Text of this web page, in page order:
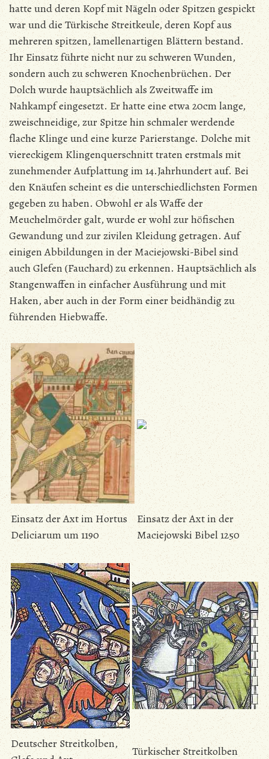
hatte und deren Kopf mit Nägeln oder Spitzen gespickt
war und die Türkische Streitkeule, deren Kopf aus
mehreren spitzen, lamellenartigen Blättern bestand.
Ihr Einsatz führte nicht nur zu schweren Wunden,
sondern auch zu schweren Knochenbrüchen. Der
Dolch wurde hauptsächlich als Zweitwaffe im
Nahkampf eingesetzt. Er hatte eine etwa 20cm lange,
zweischneidige, zur Spitze hin schmaler werdende
flache Klinge und eine kurze Parierstange. Dolche mit
viereckigem Klingenquerschnitt traten erstmals mit
zunehmender Aufplattung im 14.Jahrhundert auf. Bei
den Knäufen scheint es die unterschiedlichsten Formen
gegeben zu haben. Obwohl er als Waffe der
Meuchelmörder galt, wurde er wohl zur höfischen
Gewandung und zur zivilen Kleidung getragen. Auf
einigen Abbildungen in der Maciejowski-Bibel sind
auch Glefen (Fauchard) zu erkennen. Hauptsächlich als
Stangenwaffen in einfacher Ausführung und mit
Haken, aber auch in der Form einer beidhändig zu
führenden Hiebwaffe.
Einsatz der Axt im Hortus
Deliciarum um 1190
Einsatz der Axt in der
Maciejowski Bibel 1250
Deutscher Streitkolben,
Türkischer Streitkolben